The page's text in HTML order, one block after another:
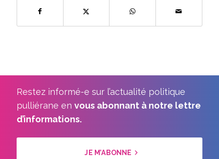
Restez informé-e sur l’actualité politique
pulliérane en vous abonnant à notre lettre
d’informations.
JE M’ABONNE